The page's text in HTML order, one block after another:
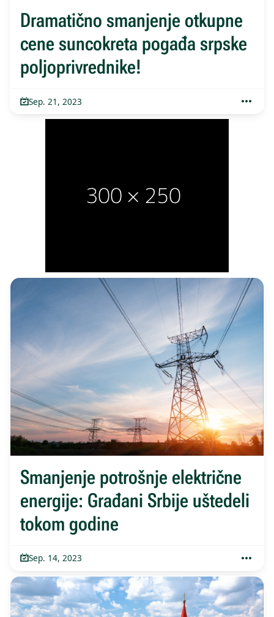
Dramatično smanjenje otkupne
cene suncokreta pogađa srpske
poljoprivrednike!
Sep. 21, 2023
Smanjenje potrošnje električne
energije: Građani Srbije uštedeli
tokom godine
Sep. 14, 2023